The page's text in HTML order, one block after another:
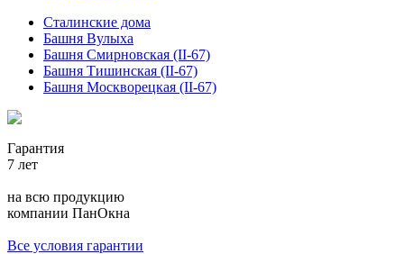
Сталинские дома
Башня Вулыха
Башня Смирновская (II-67)
Башня Тишинская (II-67)
Башня Москворецкая (II-67)
Гарантия
7 лет
на всю продукцию
компании ПанОкна
Все условия гарантии